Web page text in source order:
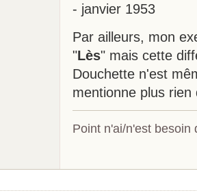
- janvier 1953
Par ailleurs, mon
"Lès" mais cette
Douchette n'est
mentionne plus
Point n'ai/n'est besoin